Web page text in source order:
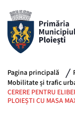
Pagina principală
Mobilitate și trafic
CERERE PENTRU
PLOIEȘTI CU MASA